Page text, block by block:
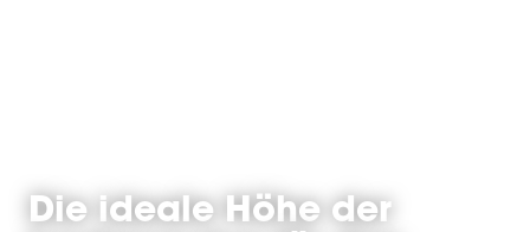
Die ideale Höhe der